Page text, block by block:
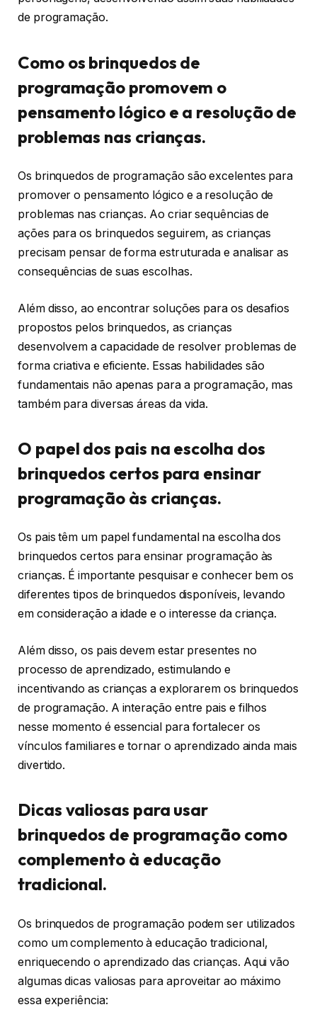
de programação.
Como os brinquedos de
programação promovem o
pensamento lógico e a resolução de
problemas nas crianças.
Os brinquedos de programação são excelentes para
promover o pensamento lógico e a resolução de
problemas nas crianças. Ao criar sequências de
ações para os brinquedos seguirem, as crianças
precisam pensar de forma estruturada e analisar as
consequências de suas escolhas.
Além disso, ao encontrar soluções para os desafios
propostos pelos brinquedos, as crianças
desenvolvem a capacidade de resolver problemas de
forma criativa e eficiente. Essas habilidades são
fundamentais não apenas para a programação, mas
também para diversas áreas da vida.
O papel dos pais na escolha dos
brinquedos certos para ensinar
programação às crianças.
Os pais têm um papel fundamental na escolha dos
brinquedos certos para ensinar programação às
crianças. É importante pesquisar e conhecer bem os
diferentes tipos de brinquedos disponíveis, levando
em consideração a idade e o interesse da criança.
Além disso, os pais devem estar presentes no
processo de aprendizado, estimulando e
incentivando as crianças a explorarem os brinquedos
de programação. A interação entre pais e filhos
nesse momento é essencial para fortalecer os
vínculos familiares e tornar o aprendizado ainda mais
divertido.
Dicas valiosas para usar
brinquedos de programação como
complemento à educação
tradicional.
Os brinquedos de programação podem ser utilizados
como um complemento à educação tradicional,
enriquecendo o aprendizado das crianças. Aqui vão
algumas dicas valiosas para aproveitar ao máximo
essa experiência: